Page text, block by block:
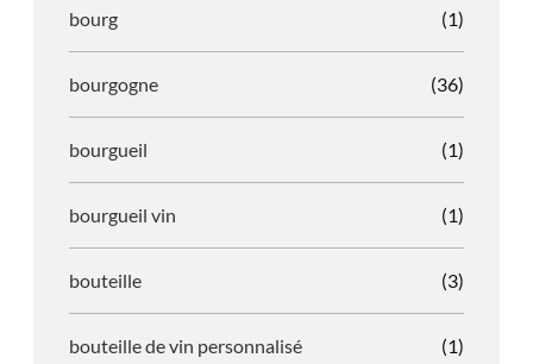
bourg (1)
bourgogne (36)
bourgueil (1)
bourgueil vin (1)
bouteille (3)
bouteille de vin personnalisé (1)